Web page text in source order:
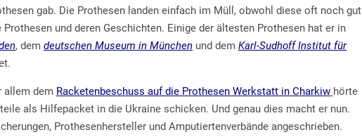
gab. Die Prothesen landen einfach im Müll, obwohl diese oft noch gut
und deren Geschichten. Einige der ältesten Prothesen hat er in
, dem deutschen Museum in München und dem Karl-Sudhoff Institut für
allem dem Racketenbeschuss auf die Prothesen Werkstatt in Charkiw hörte
als Hilfepacket in die Ukraine schicken. Und genau dies macht er nun.
Prothesenhersteller und Amputiertenverbände angeschrieben.